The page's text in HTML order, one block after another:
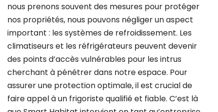
nous prenons souvent des mesures pour protéger
nos propriétés, nous pouvons négliger un aspect
important : les systèmes de refroidissement. Les
climatiseurs et les réfrigérateurs peuvent devenir
des points d’accès vulnérables pour les intrus
cherchant à pénétrer dans notre espace. Pour
assurer une protection optimale, il est crucial de
faire appel à un frigoriste qualifié et fiable. C’est là